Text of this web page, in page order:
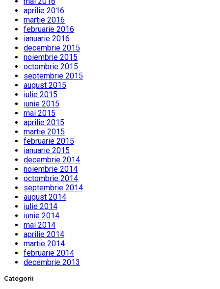
aprilie 2016
martie 2016
februarie 2016
ianuarie 2016
decembrie 2015
noiembrie 2015
octombrie 2015
septembrie 2015
august 2015
iulie 2015
iunie 2015
mai 2015
aprilie 2015
martie 2015
februarie 2015
ianuarie 2015
decembrie 2014
noiembrie 2014
octombrie 2014
septembrie 2014
august 2014
iulie 2014
iunie 2014
mai 2014
aprilie 2014
martie 2014
februarie 2014
decembrie 2013
Categorii